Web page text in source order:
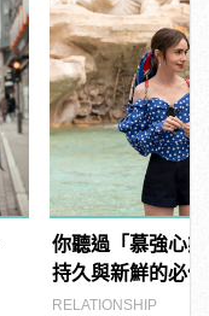
你聽過「慕強心
持久與新鮮的必
RELATIONSHIP